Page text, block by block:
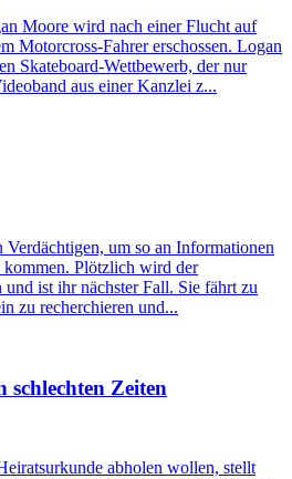
Moore wird nach einer Flucht auf
Motorcross-Fahrer erschossen. Logan
Skateboard-Wettbewerb, der nur
aus einer Kanzlei z...
um so an Informationen
Plötzlich wird der
ist ihr nächster Fall. Sie fährt zu
zu recherchieren und...
schlechten Zeiten
abholen wollen, stellt